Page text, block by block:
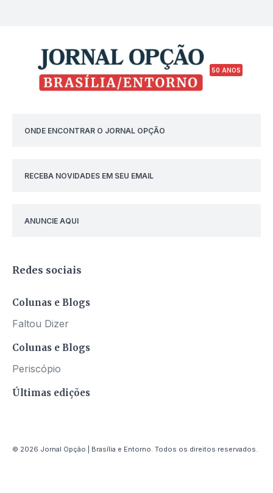
50 ANOS
ONDE ENCONTRAR O JORNAL OPÇÃO
RECEBA NOVIDADES EM SEU EMAIL
ANUNCIE AQUI
Redes sociais
Colunas e Blogs
Faltou Dizer
Colunas e Blogs
Periscópio
Últimas edições
© 2026 Jornal Opção | Brasília e Entorno. Todos os direitos reservados.